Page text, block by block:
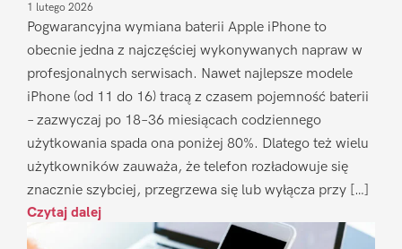
1 lutego 2026
Pogwarancyjna wymiana baterii Apple iPhone to
obecnie jedna z najczęściej wykonywanych napraw w
profesjonalnych serwisach. Nawet najlepsze modele
iPhone (od 11 do 16) tracą z czasem pojemność baterii
– zazwyczaj po 18–36 miesiącach codziennego
użytkowania spada ona poniżej 80%. Dlatego też wielu
użytkowników zauważa, że telefon rozładowuje się
znacznie szybciej, przegrzewa się lub wyłącza przy […]
Czytaj dalej